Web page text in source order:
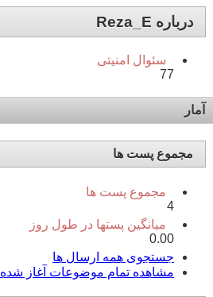
درباره Reza_E
سئوال امنیتی
77
آمار
مجموع پست ها
مجموع پست ها
4
میانگین پستها در طول روز
0.00
جستجوی همه ارسال ها
مشاهده تمام موضوعات آغاز شده